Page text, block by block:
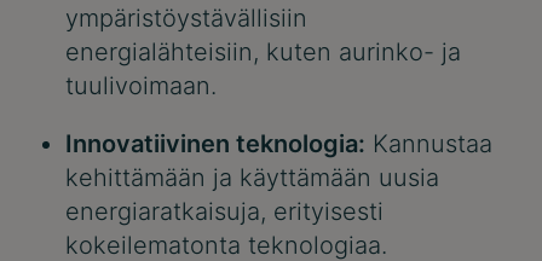
ympäristöystävällisiin
energialähteisiin, kuten aurinko- ja
tuulivoimaan.
Innovatiivinen teknologia: Kannustaa
kehittämään ja käyttämään uusia
energiaratkaisuja, erityisesti
kokeilematonta teknologiaa.